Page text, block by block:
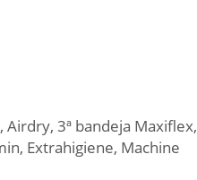
Airdry, 3ª bandeja Maxiflex,
Extrahigiene, Machine